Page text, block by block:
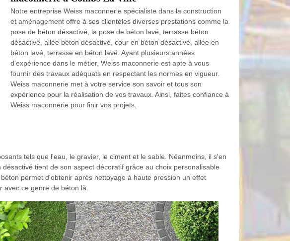
Notre entreprise Weiss maconnerie spécialiste dans la construction
et aménagement offre à ses clientèles diverses prestations comme la
pose de béton désactivé, la pose de béton lavé, terrasse béton
désactivé, allée béton désactivé, cour en béton désactivé, allée en
béton lavé, terrasse en béton lavé. Ayant plusieurs années
d'expérience dans le métier, Weiss maconnerie est apte à vous
fournir des travaux adéquats en respectant les normes en vigueur.
Weiss maconnerie met à votre service son savoir et tous son
expérience pour la réalisation de vos travaux. Ainsi, faites confiance à
Weiss maconnerie pour finir vos projets.
tels que l'eau, le gravier, le ciment et le sable. Néanmoins, il s'en
tient de son aspect décoratif grâce au choix personalisable
permet d'obtenir après nettoyage à haute pression un effet
ce genre de béton là.